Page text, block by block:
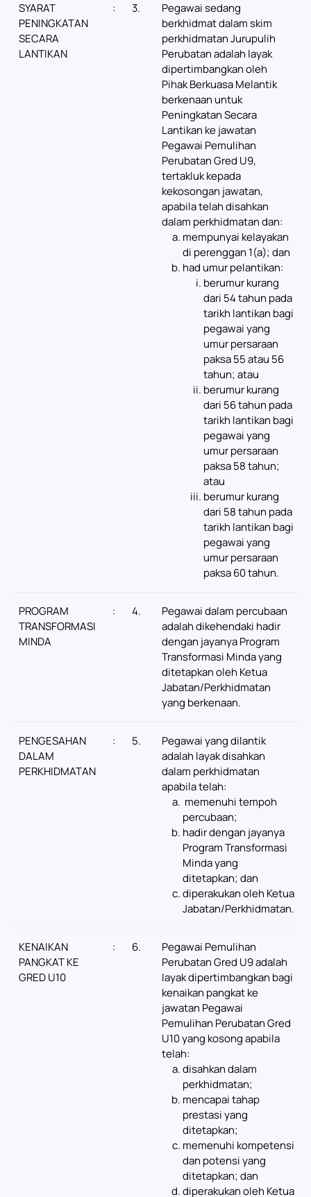
SYARAT
PENINGKATAN
SECARA
LANTIKAN
: 3.
Pegawai sedang
berkhidmat dalam skim
perkhidmatan Jurupulih
Perubatan adalah layak
dipertimbangkan oleh
Pihak Berkuasa Melantik
berkenaan untuk
Peningkatan Secara
Lantikan ke jawatan
Pegawai Pemulihan
Perubatan Gred U9,
tertakluk kepada
kekosongan jawatan,
apabila telah disahkan
dalam perkhidmatan dan:
mempunyai kelayakan
di perenggan 1(a); dan
had umur pelantikan:
berumur kurang
dari 54 tahun pada
tarikh lantikan bagi
pegawai yang
umur persaraan
paksa 55 atau 56
tahun; atau
berumur kurang
dari 56 tahun pada
tarikh lantikan bagi
pegawai yang
umur persaraan
paksa 58 tahun;
atau
berumur kurang
dari 58 tahun pada
tarikh lantikan bagi
pegawai yang
umur persaraan
paksa 60 tahun.
PROGRAM
TRANSFORMASI
MINDA
: 4.
Pegawai dalam percubaan
adalah dikehendaki hadir
dengan jayanya Program
Transformasi Minda yang
ditetapkan oleh Ketua
Jabatan/Perkhidmatan
yang berkenaan.
PENGESAHAN
DALAM
PERKHIDMATAN
: 5.
Pegawai yang dilantik
adalah layak disahkan
dalam perkhidmatan
apabila telah:
memenuhi tempoh
percubaan;
hadir dengan jayanya
Program Transformasi
Minda yang
ditetapkan; dan
diperakukan oleh Ketua
Jabatan/Perkhidmatan.
KENAIKAN
PANGKAT KE
GRED U10
: 6.
Pegawai Pemulihan
Perubatan Gred U9 adalah
layak dipertimbangkan bagi
kenaikan pangkat ke
jawatan Pegawai
Pemulihan Perubatan Gred
U10 yang kosong apabila
telah:
disahkan dalam
perkhidmatan;
mencapai tahap
prestasi yang
ditetapkan;
memenuhi kompetensi
dan potensi yang
ditetapkan; dan
diperakukan oleh Ketua